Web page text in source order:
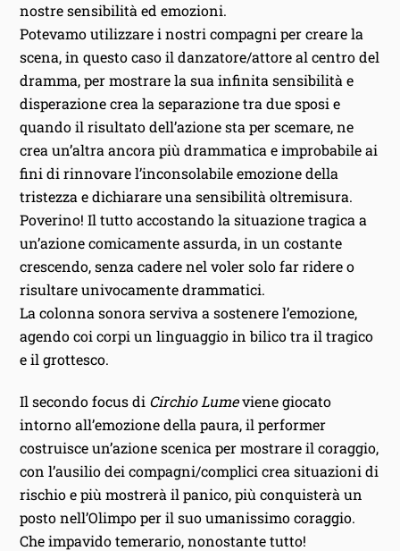
nostre sensibilità ed emozioni.
Potevamo utilizzare i nostri compagni per creare la
scena, in questo caso il danzatore/attore al centro del
dramma, per mostrare la sua infinita sensibilità e
disperazione crea la separazione tra due sposi e
quando il risultato dell’azione sta per scemare, ne
crea un’altra ancora più drammatica e improbabile ai
fini di rinnovare l’inconsolabile emozione della
tristezza e dichiarare una sensibilità oltremisura.
Poverino! Il tutto accostando la situazione tragica a
un’azione comicamente assurda, in un costante
crescendo, senza cadere nel voler solo far ridere o
risultare univocamente drammatici.
La colonna sonora serviva a sostenere l’emozione,
agendo coi corpi un linguaggio in bilico tra il tragico
e il grottesco.
Il secondo focus di Circhio Lumeviene giocato
intorno all’emozione della paura, il performer
costruisce un’azione scenica per mostrare il coraggio,
con l’ausilio dei compagni/complici crea situazioni di
rischio e più mostrerà il panico, più conquisterà un
posto nell’Olimpo per il suo umanissimo coraggio.
Che impavido temerario, nonostante tutto!